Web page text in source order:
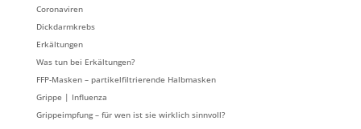
Coronaviren
Dickdarmkrebs
Erkältungen
Was tun bei Erkältungen?
FFP-Masken – partikelfiltrierende Halbmasken
Grippe | Influenza
Grippeimpfung – für wen ist sie wirklich sinnvoll?